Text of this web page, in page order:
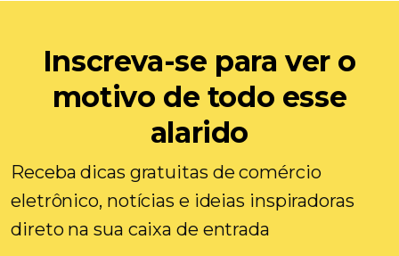
Inscreva-se para ver o
motivo de todo esse
alarido
Receba dicas gratuitas de comércio
eletrônico, notícias e ideias inspiradoras
direto na sua caixa de entrada